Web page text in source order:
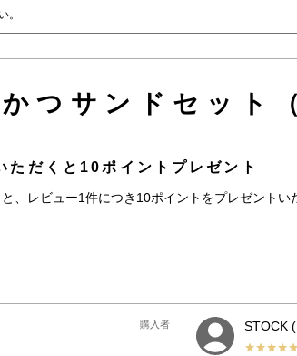
。
つサンドセット
ただくと10ポイントプレゼント
、レビュー1件につき10ポイントをプレゼントい
購入者 STOCK